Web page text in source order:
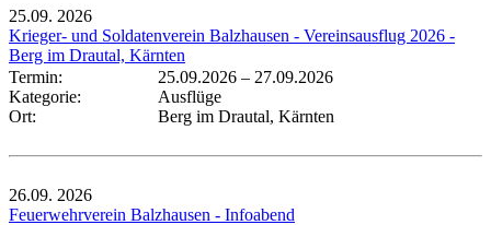
25.09. 2026
Krieger- und Soldatenverein Balzhausen - Vereinsausflug 2026 -
Berg im Drautal, Kärnten
Termin:
25.09.2026 – 27.09.2026
Kategorie:
Ausflüge
Ort:
Berg im Drautal, Kärnten
26.09. 2026
Feuerwehrverein Balzhausen - Infoabend